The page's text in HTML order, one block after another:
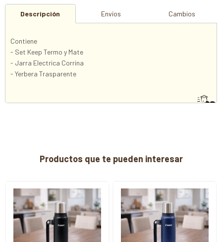
Descripción Envíos Cambios
Contiene
- Set Keep Termo y Mate
- Jarra Electrica Corrina
- Yerbera Trasparente
Productos que te pueden interesar